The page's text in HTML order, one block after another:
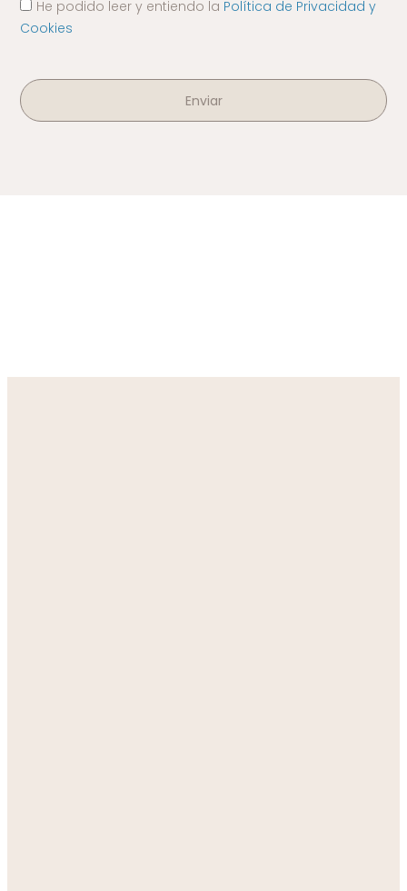
He podido leer y entiendo la Política de Privacidad y
Cookies
Enviar